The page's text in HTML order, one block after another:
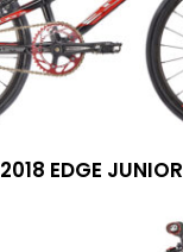
2018 EDGE JUNIOR